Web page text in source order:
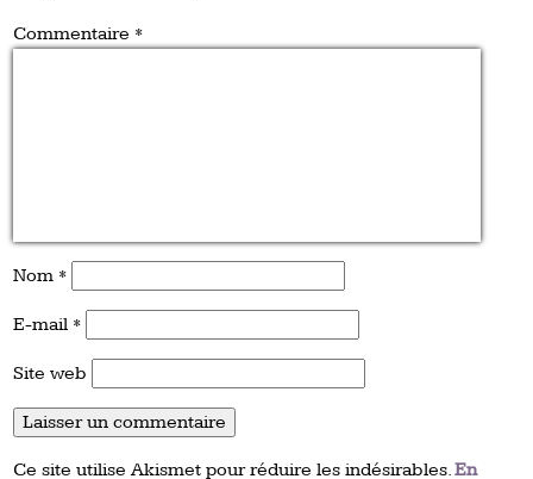
Commentaire *
Nom *
E-mail *
Site web
Ce site utilise Akismet pour réduire les indésirables.En